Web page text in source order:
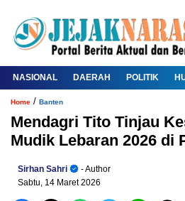
NASIONAL DAERAH POLITIK
Home / Banten
Mendagri Tito Tinjau
Mudik Lebaran 2026 di
Sirhan Sahri
- Author
Sabtu, 14 Maret 2026